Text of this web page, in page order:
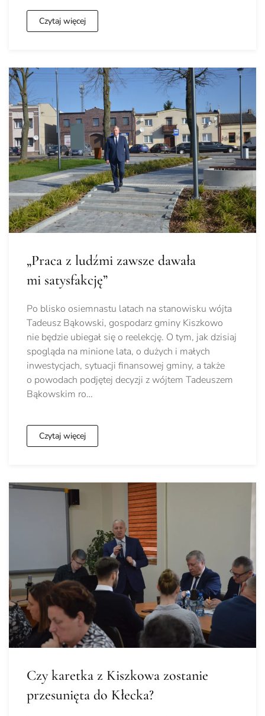
Czytaj więcej
„Praca z ludźmi zawsze dawała
mi satysfakcję”
Po blisko osiemnastu latach na stanowisku wójta
Tadeusz Bąkowski, gospodarz gminy Kiszkowo
nie będzie ubiegał się o reelekcję. O tym, jak dzisiaj
spogląda na minione lata, o dużych i małych
inwestycjach, sytuacji finansowej gminy, a także
o powodach podjętej decyzji z wójtem Tadeuszem
Bąkowskim ro…
Czytaj więcej
Czy karetka z Kiszkowa zostanie
przesunięta do Kłecka?